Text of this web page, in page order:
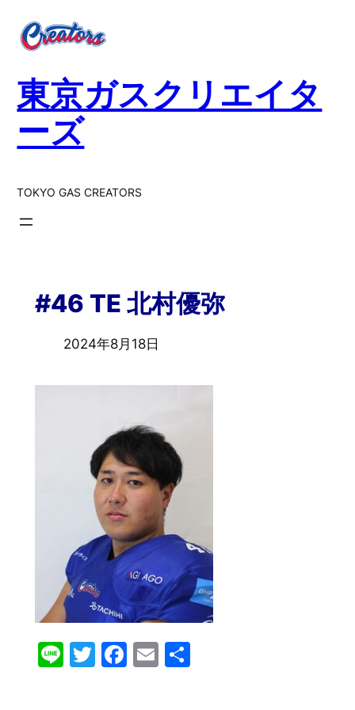
東京ガスクリエイタ
ーズ
TOKYO GAS CREATORS
#46 TE 北村優弥
2024年8月18日
LineTwitter
Facebook
Email
共